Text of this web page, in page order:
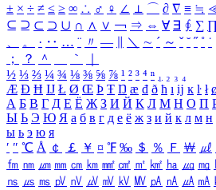
± × ÷ ≠ ≤ ≥ ∞ ∴ ♂ ♀ ∠ ⊥ ⌒ ∂ ∇ ≡ ≒
⊆ ⊇ ⊂ ⊃ ∪ ∩ ∧ ∨ ￢ ⇒ ⇔ ∀ ∃ ∮ ∑
、
。 · ‥ … ¨ 〃 ― ＼ ∼ ´ ～ ˇ ˘ ˝ ˚ ˙
；
？ ＾ ｀
½ ⅓ ⅔ ¼ ¾ ⅛ ⅜ ⅝ ⅞ ¹ ² ³ ⁴ ⁿ ₁ ₂ ₃ ₄
Æ Ð Ħ Ĳ Ł Ø Œ Þ Ŧ Ŋ æ đ ð ħ ı ĳ ĸ ŀ ł
А Б В Г Д Е Ё Ж З И Й К Л М Н О П
Ы Ь Э Ю Я а б в г д е ё ж з и й к л м н
ы ь э ю я
′ ″ ℃ Å ￠ ￡ ￥ ¤ ℉ ‰ ＄ ％ Ｆ ￦ ㎕
㎙ ㎚ ㎛ ㎜ ㎝ ㎞ ㎟ ㎠ ㎡ ㎢ ㏊ ㎍ ㎎
㎱ ㎲ ㎳ ㎴ ㎵ ㎶ ㎷ ㎸ ㎹ ㎀ ㎁ ㎂ ㎃